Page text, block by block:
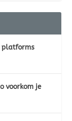
platforms
voorkom je